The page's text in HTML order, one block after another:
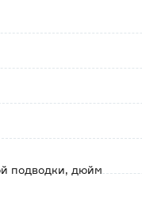
водную струю
подводки, дюйм